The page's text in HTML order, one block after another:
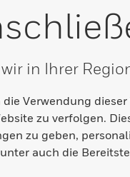
in Ihrer
Verwendung
zu verfolgen.
zu geben,
auch die